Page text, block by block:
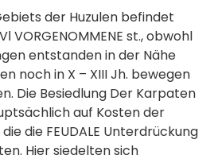
der Huzulen befindet
VORGENOMMENE st., obwohl
entstanden in der Nähe
noch in X – XIII Jh. bewegen
Die Besiedlung Der Karpaten
auf Kosten der
die FEUDALE Unterdrückung
Hier siedelten sich